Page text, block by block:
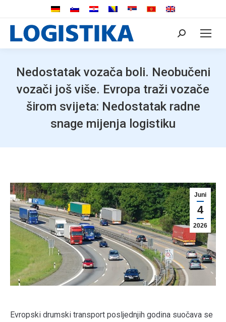
Search:
Nedostatak vozača boli. Neobučeni
vozači još više. Evropa traži vozače
širom svijeta: Nedostatak radne
snage mijenja logistiku
Juni
4
2026
Evropski drumski transport posljednjih godina suočava se